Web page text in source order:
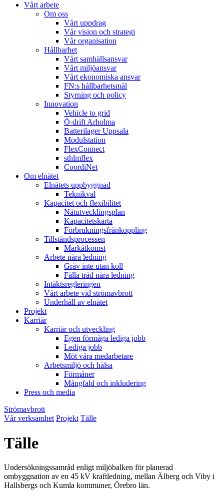
Vårt arbete
Om oss
Vårt uppdrag
Vår vision och strategi
Vår organisation
Hållbarhet
Vårt samhällsansvar
Vårt miljöansvar
Vårt ekonomiska ansvar
FN:s hållbarhetsmål
Styrning och policy
Innovation
Vehicle to grid
Ö-drift Arholma
Batterilager Uppsala
Modulstation
FlexConnect
sthlmflex
CoordiNet
Om elnätet
Elnätets uppbyggnad
Teknikval
Kapacitet och flexibilitet
Nätutvecklingsplan
Kapacitetskarta
Förbrukningsfrånkoppling
Tillståndsprocessen
Markåtkomst
Arbete nära ledning
Gräv inte utan koll
Fälla träd nära ledning
Intäktsregleringen
Vårt arbete vid strömavbrott
Underhåll av elnätet
Projekt
Karriär
Karriär och utveckling
Egen förmåga lediga jobb
Lediga jobb
Möt våra medarbetare
Arbetsmiljö och hälsa
Förmåner
Mångfald och inkludering
Press och media
Strömavbrott
Vår verksamhet Projekt Tälle
Tälle
Undersökningssamråd enligt miljöbalken för planerad
ombyggnation av en 45 kV kraftledning, mellan Älberg och Viby i
Hallsbergs och Kumla kommuner, Örebro län.